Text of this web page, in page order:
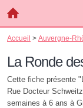
Accueil > Auvergne-
La Ronde
Cette fiche présente
Rue Docteur
semaines à 6 ans à